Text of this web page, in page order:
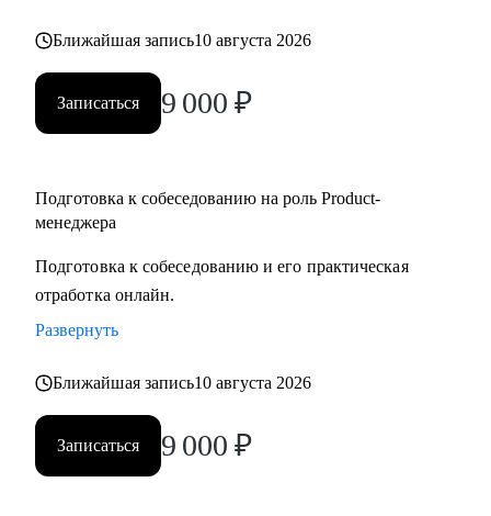
• Для уже опытных специалистов в сфере Project/Product- и
Bizdev-менеджеров, которые хотят расти
Ближайшая запись10 августа 2026
Записаться 9 000 ₽
Подготовка к собеседованию на роль Product-
менеджера
Подготовка к собеседованию и его практическая
отработка онлайн.
Развернуть
Ближайшая запись10 августа 2026
Записаться 9 000 ₽